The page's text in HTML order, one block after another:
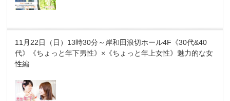
11月22日（日）13時30分～岸和田浪切ホール4F《30代&40
代》《ちょっと年下男性》×《ちょっと年上女性》魅力的な女
性編